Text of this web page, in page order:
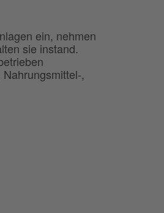
ein, nehmen
sie instand.
,